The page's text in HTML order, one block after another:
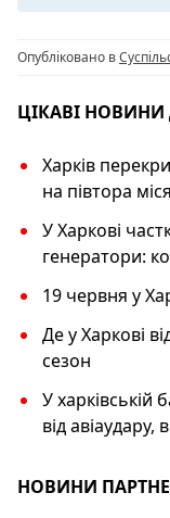
b
o
k
ra
m
A
p
Опубліковано в
ЦІКАВІ НОВИНИ
Харків
на півтора
У Харкові
генератори:
19 червня у
Де у Харкові
сезон
У харківській
від
НОВИНИ